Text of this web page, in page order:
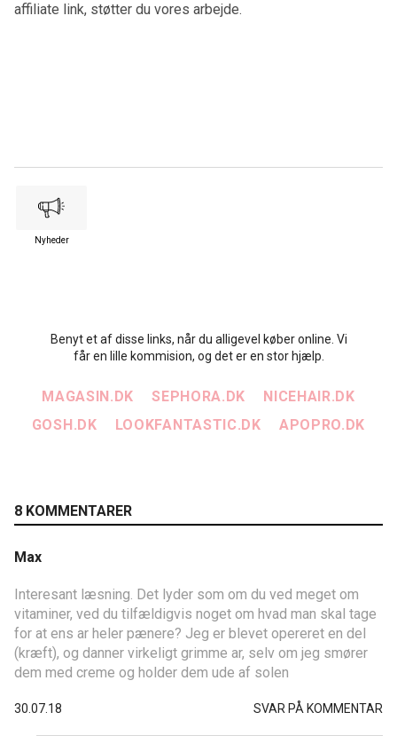
affiliate link, støtter du vores arbejde.
Nyheder
Benyt et af disse links, når du alligevel køber online. Vi
får en lille kommision, og det er en stor hjælp.
MAGASIN.DK SEPHORA.DK
NICEHAIR.DK
GOSH.DK
LOOKFANTASTIC.DK APOPRO.DK
8 KOMMENTARER
Max
Interesant læsning. Det lyder som om du ved meget om
vitaminer, ved du tilfældigvis noget om hvad man skal tage
for at ens ar heler pænere? Jeg er blevet opereret en del
(kræft), og danner virkeligt grimme ar, selv om jeg smører
dem med creme og holder dem ude af solen
30.07.18 SVAR PÅ KOMMENTAR